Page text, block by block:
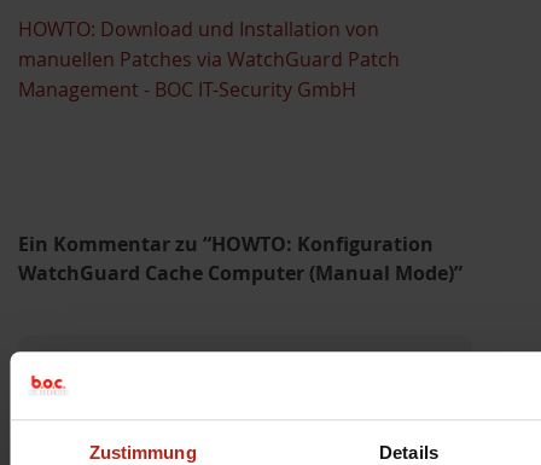
Zustimmung Details
HOWTO: Download und Installation von
manuellen Patches via WatchGuard Patch
Management - BOC IT-Security GmbH
Ein Kommentar zu “HOWTO: Konfiguration
WatchGuard Cache Computer (Manual Mode)”
Hinterlassen Sie einen
Kommentar